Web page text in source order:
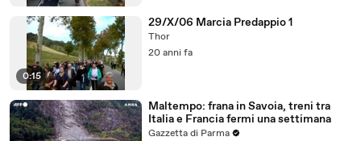
0:15
29/X/06 Marcia Predappio 1
Thor
20 anni fa
Maltempo: frana in Savoia, treni tra
Italia e Francia fermi una settimana
Gazzetta di Parma